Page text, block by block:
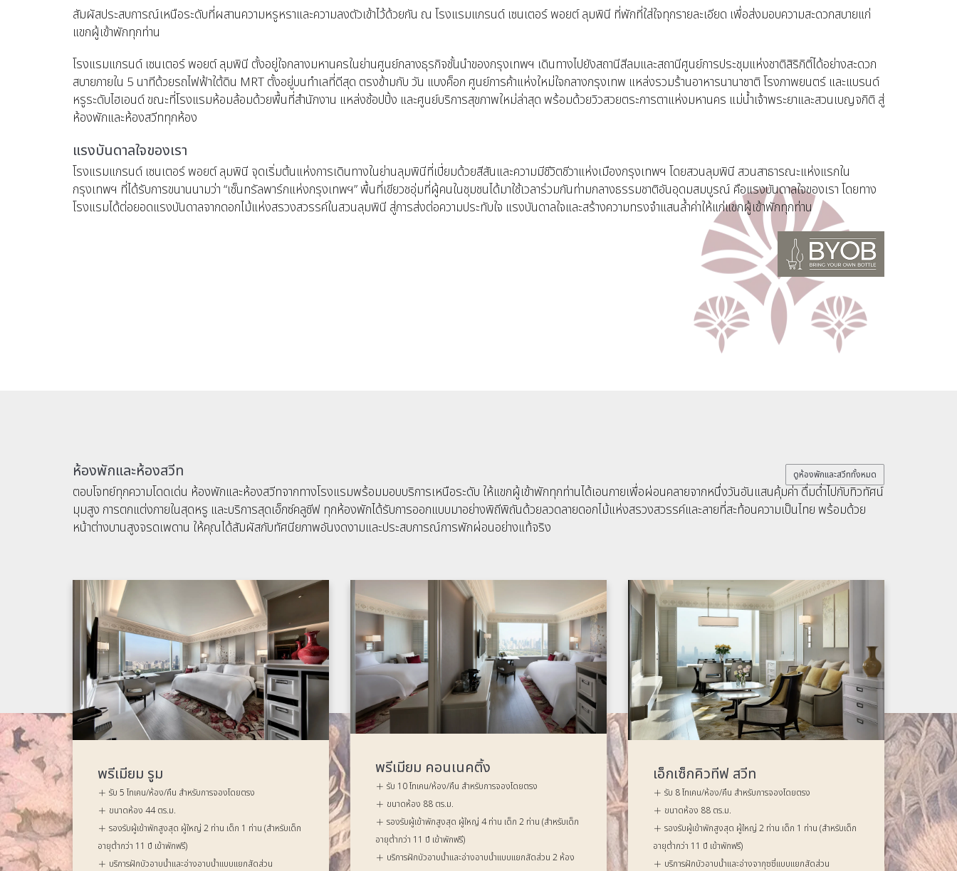
สัมผัสประสบการณ์เหนือระดับที่ผสานความหรูหราและความลงตัวเข้าไว้ด้วยกัน ณ โรงแรมแกรนด์ เซนเตอร์ พอยต์ ลุมพินี ที่พักที่ใส่ใจทุกรายละเอียด เพื่อส่งมอบความสะดวกสบายแก่
แขกผู้เข้าพักทุกท่าน
โรงแรมแกรนด์ เซนเตอร์ พอยต์ ลุมพินี ตั้งอยู่ใจกลางมหานครในย่านศูนย์กลางธุรกิจชั้นนำของกรุงเทพฯ เดินทางไปยังสถานีสีลมและสถานีศูนย์การประชุมแห่งชาติสิริกิติ์ได้อย่างสะดวก
สบายภายใน 5 นาทีด้วยรถไฟฟ้าใต้ดิน MRT ตั้งอยู่บนทำเลที่ดีสุด ตรงข้ามกับ วัน แบงค็อก ศูนย์การค้าแห่งใหม่ใจกลางกรุงเทพ แหล่งรวมร้านอาหารนานาชาติ โรงภาพยนตร์ และแบรนด์
หรูระดับไฮเอนด์ ขณะที่โรงแรมห้อมล้อมด้วยพื้นที่สำนักงาน แหล่งช้อปปิ้ง และศูนย์บริการสุขภาพใหม่ล่าสุด พร้อมด้วยวิวสวยตระการตาแห่งมหานคร แม่น้ำเจ้าพระยาและสวนเบญจกิติ สู่
ห้องพักและห้องสวีททุกห้อง
แรงบันดาลใจของเรา
โรงแรมแกรนด์ เซนเตอร์ พอยต์ ลุมพินี จุดเริ่มต้นแห่งการเดินทางในย่านลุมพินีที่เปี่ยมด้วยสีสันและความมีชีวิตชีวาแห่งเมืองกรุงเทพฯ โดยสวนลุมพินี สวนสาธารณะแห่งแรกใน
กรุงเทพฯ ที่ได้รับการขนานนามว่า “เซ็นทรัลพาร์กแห่งกรุงเทพฯ” พื้นที่เขียวชอุ่มที่ผู้คนในชุมชนได้มาใช้เวลาร่วมกันท่ามกลางธรรมชาติอันอุดมสมบูรณ์ คือแรงบันดาลใจของเรา โดยทาง
โรงแรมได้ต่อยอดแรงบันดาลจากดอกไม้แห่งสรวงสวรรค์ในสวนลุมพินี สู่การส่งต่อความประทับใจ แรงบันดาลใจและสร้างความทรงจำแสนล้ำค่าให้แก่แขกผู้เข้าพักทุกท่าน
ห้องพักและห้องสวีท ดูห้องพักและสวีททั้งหมด
ตอบโจทย์ทุกความโดดเด่น ห้องพักและห้องสวีทจากทางโรงแรมพร้อมมอบบริการเหนือระดับ ให้แขกผู้เข้าพักทุกท่านได้เอนกายเพื่อผ่อนคลายจากหนึ่งวันอันแสนคุ้มค่า ดื่มด่ำไปกับทิวทัศน์
มุมสูง การตกแต่งภายในสุดหรู และบริการสุดเอ็กซ์คลูซีฟ ทุกห้องพักได้รับการออกแบบมาอย่างพิถีพิถันด้วยลวดลายดอกไม้แห่งสรวงสวรรค์และลายที่สะท้อนความเป็นไทย พร้อมด้วย
หน้าต่างบานสูงจรดเพดาน ให้คุณได้สัมผัสกับทัศนียภาพอันงดงามและประสบการณ์การพักผ่อนอย่างแท้จริง
ยตรง
1 ท่าน (สำหรับเด็ก
แยกสัดส่วน
พรีเมียม คอนเนคติ้ง
รับ 10 โทเคน/ห้อง/คืน สำหรับการจองโดยตรง
รองรับผู้เข้าพักสูงสุด ผู้ใหญ่ 4 ท่าน เด็ก 2 ท่าน (สำหรับเด็ก
อายุต่ำกว่า 11 ปี เข้าพักฟรี)
บริการฝักบัวอาบน้ำและอ่างอาบน้ำแบบแยกสัดส่วน 2 ห้อง
เอ็กเซ็กคิวทีฟ สวีท
รับ 8 โทเคน/ห้อง/คืน สำหรับการจองโดยตรง
ขนาดห้อง 88 ตร.ม.
รองรับผู้เข้าพักสูงสุด ผู้ใหญ่ 2 ท่าน เด็ก 1 ท่าน (สำหรับเด็ก
อายุต่ำกว่า 11 ปี เข้าพักฟรี)
บริการฝักบัวอาบน้ำและอ่างจากุซซี่แบบแยกสัดส่วน
แฟมิลี่ เอ็กเซ็กคิวทีฟ สวีท
รับ 13 โทเคน/ห้อง/คืน สำหรับการจองโดยตรง
ขนาดห้อง 132 ตร.ม.
รองรับผู้เข้าพักสูงสุด ผู้ใหญ่ 4 ท่าน เด็ก 2 ท่าน (สำหรับเด็ก
อายุต่ำกว่า 11 ปี เข้าพักฟรี)
บริการฝักบัวอาบน้ำและอ่างจากุซซี่แบบแยกสัดส่วน